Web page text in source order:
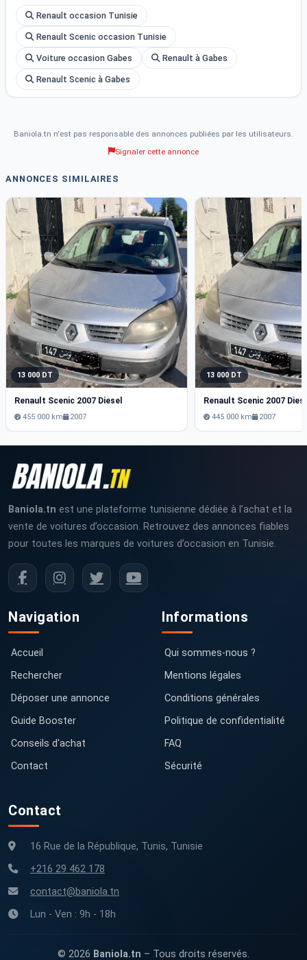
Renault occasion Tunisie
Renault Scenic occasion Tunisie
Voiture occasion Gabes Renault à Gabes
Renault Scenic à Gabes
Baniola.tn n'est pas responsable des annonces publiées par les utilisateurs.
Signaler cette annonce
ANNONCES SIMILAIRES
13 000 DT
Renault Scenic 2007 Diesel
455 000 km 2007
13 000 DT
Renault Scenic 2007
445 000 km 2007
Baniola.tn est une plateforme tunisienne dédiée à l’achat et la
vente de voitures d’occasion. Retrouvez des annonces fiables
pour toutes les marques de voitures d’occasion en Tunisie.
Navigation
Accueil
Rechercher
Déposer une annonce
Guide Booster
Conseils d'achat
Contact
Informations
Qui sommes-nous ?
Mentions légales
Conditions générales
Politique de confidentialité
FAQ
Sécurité
Contact
16 Rue de la République, Tunis, Tunisie
+216 29 462 178
contact@baniola.tn
Lun - Ven : 9h - 18h
© 2026 Baniola.tn – Tous droits réservés.